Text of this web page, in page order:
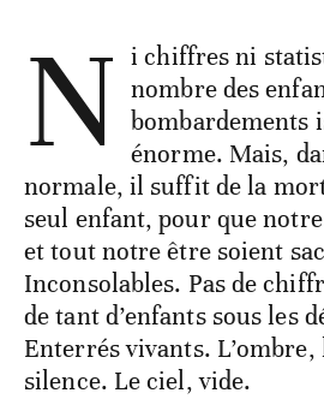
N i chiffres ni
nombre des
bombardements
énorme. Mais,
normale, il suffit de la
seul enfant, pour que
et tout notre être soient
Inconsolables. Pas de
de tant d’enfants sous les
Enterrés vivants.
silence. Le ciel, vide.